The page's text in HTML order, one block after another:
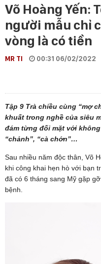
Võ Hoàng Yến:
người mẫu chỉ
vòng là có tiền
MR TI 00:31 06/02/2022
Tập 9 Trà chiều cùng “mợ
khuất trong nghề của siêu
đám từng đối mặt với
“chảnh”, “cà chớn”…
Sau nhiều năm độc thân, Võ
khi công khai hẹn hò với bạn
đã có 6 tháng sang Mỹ gặp
bệnh.